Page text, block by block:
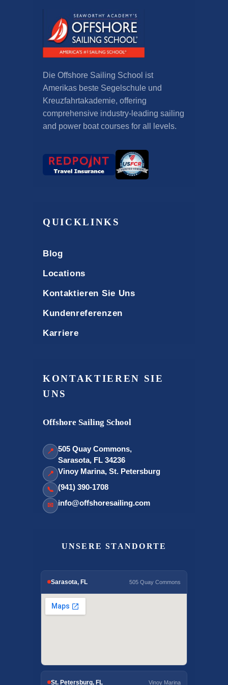
Die Offshore Sailing School ist
Amerikas beste Segelschule und
Kreuzfahrtakademie, offering
comprehensive industry-leading sailing
and power boat courses for all levels.
QUICKLINKS
Blog
Locations
Kontaktieren Sie Uns
Kundenreferenzen
Karriere
KONTAKTIEREN SIE
UNS
Offshore Sailing School
📍 505 Quay Commons,
Sarasota, FL 34236
📍 Vinoy Marina, St. Petersburg
📞 (941) 390-1708
✉ info@offshoresailing.com
UNSERE STANDORTE
Sarasota, FL 505 Quay Commons
St. Petersburg, FL Vinoy Marina